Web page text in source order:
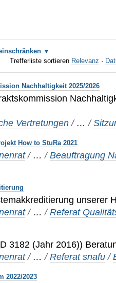
Trefferliste sortieren Relevanz ·
Nachhaltigkeit 2025/2026
Vertretungen / …/
How to StuRa 2021
/ …/Beauftragung
unserer
/ …/Referat
3182 (Jahr 2016))
/ …/Referat snafu /
2022/2023